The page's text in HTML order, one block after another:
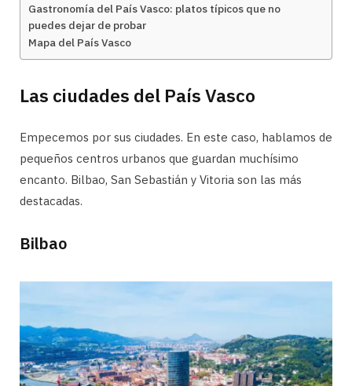
Gastronomía del País Vasco: platos típicos que no
puedes dejar de probar
Mapa del País Vasco
Las ciudades del País Vasco
Empecemos por sus ciudades. En este caso, hablamos de
pequeños centros urbanos que guardan muchísimo
encanto. Bilbao, San Sebastián y Vitoria son las más
destacadas.
Bilbao